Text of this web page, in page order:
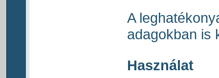
A
adagokban is
Használat